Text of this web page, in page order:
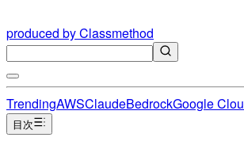
produced by Classmethod
TrendingAWSClaudeBedrockGoogle
目次